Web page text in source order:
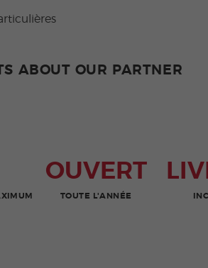
ABOUT OUR PARTNER
OUVERT
TOUTE L'ANNÉE